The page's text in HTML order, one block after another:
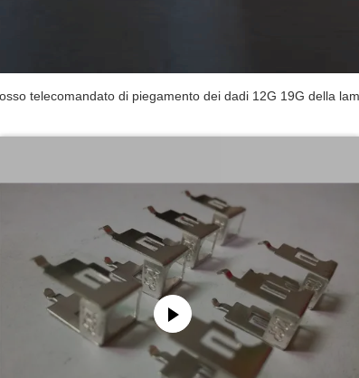
telecomandato di piegamento dei dadi 12G 19G della